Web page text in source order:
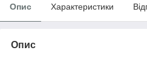
Опис Характеристики
Опис